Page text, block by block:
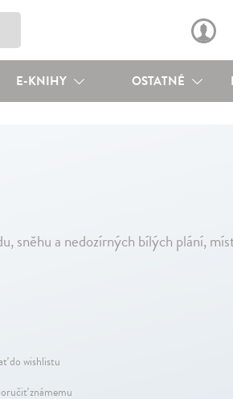
E-KNIHY OSTATNÉ
sněhu a nedozírných bílých plání,
do wishlistu
známemu